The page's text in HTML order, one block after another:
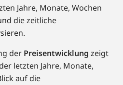
Jahre, Monate, Wochen
die zeitliche
der Preisentwicklung zeigt
der letzten Jahre, Monate,
auf die